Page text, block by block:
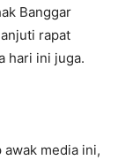
Banggar
rapat
hari ini juga.
awak media ini,